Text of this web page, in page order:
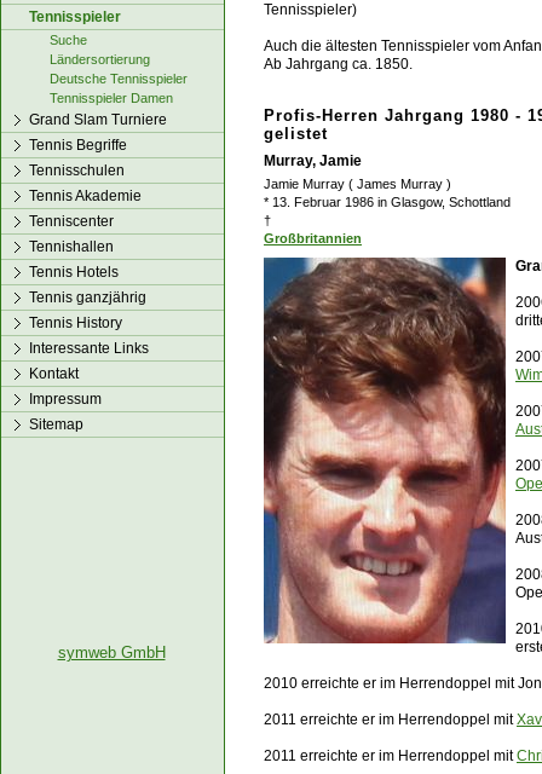
Tennisspieler)
Auch die ältesten Tennisspieler vom
Ab Jahrgang ca. 1850.
Profis-Herren Jahrgang 1980 -
gelistet
Murray, Jamie
Jamie Murray ( James Murray )
* 13. Februar 1986 in Glasgow, Schottland
†
Großbritannien
2010 erreichte er im Herrendoppel mit
2011 erreichte er im Herrendoppel mit
2011 erreichte er im Herrendoppel mit
Tennisspieler
Suche
Ländersortierung
Deutsche Tennisspieler
Tennisspieler Damen
Grand Slam Turniere
Tennis Begriffe
Tennisschulen
Tennis Akademie
Tenniscenter
Tennishallen
Tennis Hotels
Tennis ganzjährig
Tennis History
Interessante Links
Kontakt
Impressum
Sitemap
symweb GmbH